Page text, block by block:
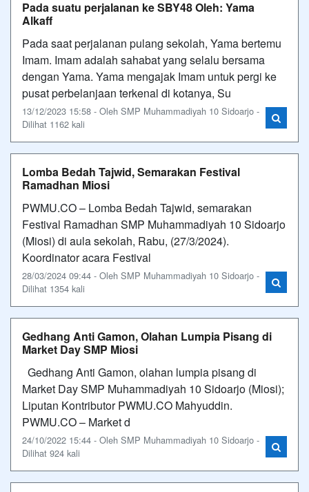
Pada suatu perjalanan ke SBY48 Oleh: Yama
Alkaff
Pada saat perjalanan pulang sekolah, Yama bertemu
Imam. Imam adalah sahabat yang selalu bersama
dengan Yama. Yama mengajak Imam untuk pergi ke
pusat perbelanjaan terkenal di kotanya, Su
13/12/2023 15:58 - Oleh SMP Muhammadiyah 10 Sidoarjo -
Dilihat 1162 kali
Lomba Bedah Tajwid, Semarakan Festival
Ramadhan Miosi
PWMU.CO – Lomba Bedah Tajwid, semarakan
Festival Ramadhan SMP Muhammadiyah 10 Sidoarjo
(Miosi) di aula sekolah, Rabu, (27/3/2024).
Koordinator acara Festival
28/03/2024 09:44 - Oleh SMP Muhammadiyah 10 Sidoarjo -
Dilihat 1354 kali
Gedhang Anti Gamon, Olahan Lumpia Pisang di
Market Day SMP Miosi
Gedhang Anti Gamon, olahan lumpia pisang di
Market Day SMP Muhammadiyah 10 Sidoarjo (Miosi);
Liputan Kontributor PWMU.CO Mahyuddin.
PWMU.CO – Market d
24/10/2022 15:44 - Oleh SMP Muhammadiyah 10 Sidoarjo -
Dilihat 924 kali